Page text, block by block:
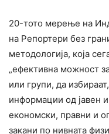
20-тото мерење на
на Репортери без
методологија, која
„ефективна можност
или групи, да
информации од јавен
економски, правни и
закани по нивната